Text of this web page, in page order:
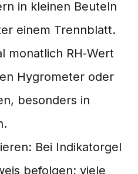
in kleinen Beuteln
einem Trennblatt.
monatlich RH‑Wert
Hygrometer oder
besonders in
Bei Indikatorgel
befolgen; viele